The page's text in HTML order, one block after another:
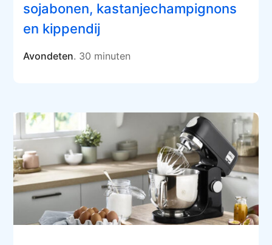
sojabonen, kastanjechampignons
en kippendij
Avondeten. 30 minuten